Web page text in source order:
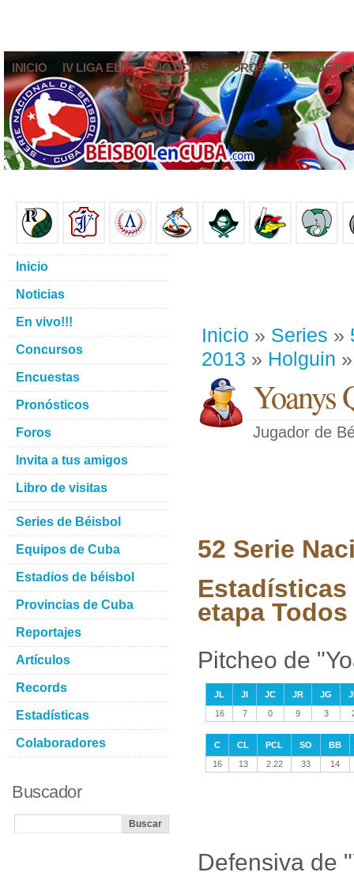
INICIO IV LIGA ELITE NOTICIAS FOROS
Inicio » Series »
2013 » Holguin
Yoanys
Jugador de
52 Serie
Estadísticas
etapa
Pitcheo de
JL JI JC JR JG
16
7 0 9 3
C CL PCL SO
BB
16
13 2.22 33 14
Defensiva de
Inicio
Noticias
En vivo!!!
Concursos
Encuestas
Pronósticos
Foros
Invita a tus amigos
Libro de visitas
Series de Béisbol
Equipos de Cuba
Estadios de béisbol
Provincias de Cuba
Reportajes
Artículos
Records
Estadísticas
Colaboradores
Buscador